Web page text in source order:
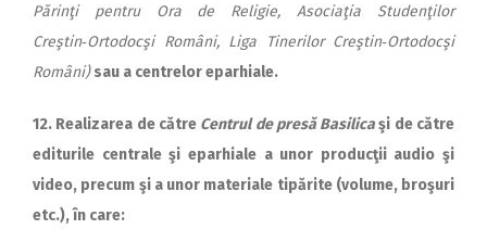
Părinţi pentru Ora de Religie, Asociaţia Studenţilor
Creştin‑Ortodocşi Români, Liga Tinerilor Creştin‑Ortodocşi
Ro­mâni)sau a centrelor eparhiale.
12. Realizarea de cătreCentrul de presă Basilicaşi de către
editurile centrale şi eparhiale a unor producţii audio şi
video, precum şi a unor materiale tipărite (volume, broşuri
etc.), în care: